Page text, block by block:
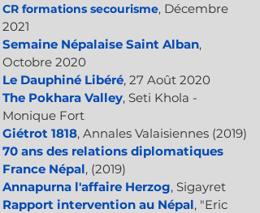
CR formations secourisme, Décembre
2021
Semaine Népalaise Saint Alban,
Octobre 2020
Le Dauphiné Libéré, 27 Août 2020
The Pokhara Valley, Seti Khola -
Monique Fort
Giétrot 1818, Annales Valaisiennes (2019)
70 ans des relations diplomatiques
France Népal, (2019)
Annapurna l'affaire Herzog, Sigayret
Rapport intervention au Népal, "Eric